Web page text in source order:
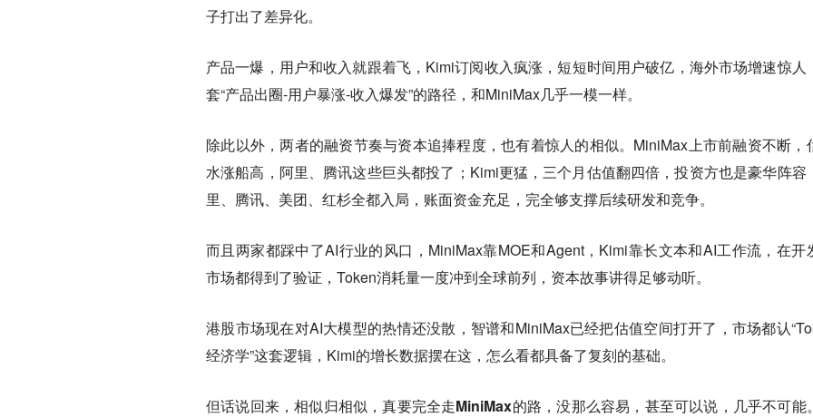
子打出了差异化。
产品一爆，用户和收入就跟着飞，Kimi订阅收入疯涨，短短时间用户破亿，海外市场增速惊人
套“产品出圈-用户暴涨-收入爆发”的路径，和MiniMax几乎一模一样。
除此以外，两者的融资节奏与资本追捧程度，也有着惊人的相似。MiniMax上市前融资不断，
水涨船高，阿里、腾讯这些巨头都投了；Kimi更猛，三个月估值翻四倍，投资方也是豪华阵容
里、腾讯、美团、红杉全都入局，账面资金充足，完全够支撑后续研发和竞争。
而且两家都踩中了AI行业的风口，MiniMax靠MOE和Agent，Kimi靠长文本和AI工作流，在开
市场都得到了验证，Token消耗量一度冲到全球前列，资本故事讲得足够动听。
港股市场现在对AI大模型的热情还没散，智谱和MiniMax已经把估值空间打开了，市场都认
经济学”这套逻辑，Kimi的增长数据摆在这，怎么看都具备了复刻的基础。
但话说回来，相似归相似，真要完全走MiniMax的路，没那么容易，甚至可以说，几乎不可能